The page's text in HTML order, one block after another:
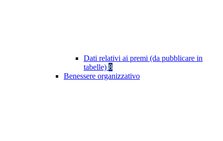
Dati relativi ai premi (da pubblicare in
tabelle) 8
Benessere organizzativo